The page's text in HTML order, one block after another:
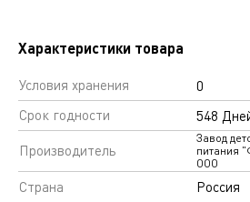
Характеристики товара
Условия хранения
0
Срок годности
548
Производитель
Завод
питания
ООО
Страна Россия